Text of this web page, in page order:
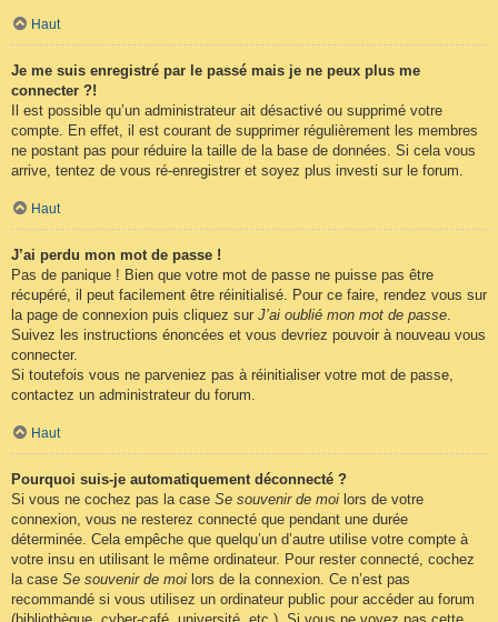
Haut
Je me suis enregistré par le passé mais je ne peux plus me
connecter ?!
Il est possible qu’un administrateur ait désactivé ou supprimé votre
compte. En effet, il est courant de supprimer régulièrement les membres
ne postant pas pour réduire la taille de la base de données. Si cela vous
arrive, tentez de vous ré-enregistrer et soyez plus investi sur le forum.
Haut
J’ai perdu mon mot de passe !
Pas de panique ! Bien que votre mot de passe ne puisse pas être
récupéré, il peut facilement être réinitialisé. Pour ce faire, rendez vous sur
la page de connexion puis cliquez sur J’ai oublié mon mot de passe.
Suivez les instructions énoncées et vous devriez pouvoir à nouveau vous
connecter.
Si toutefois vous ne parveniez pas à réinitialiser votre mot de passe,
contactez un administrateur du forum.
Haut
Pourquoi suis-je automatiquement déconnecté ?
Si vous ne cochez pas la case Se souvenir de moi lors de votre
connexion, vous ne resterez connecté que pendant une durée
déterminée. Cela empêche que quelqu’un d’autre utilise votre compte à
votre insu en utilisant le même ordinateur. Pour rester connecté, cochez
la case Se souvenir de moi lors de la connexion. Ce n’est pas
recommandé si vous utilisez un ordinateur public pour accéder au forum